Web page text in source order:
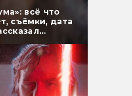
всё что
съёмки, дата